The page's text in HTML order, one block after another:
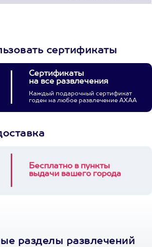
сертификаты
Сертификаты
на все развлечения
Каждый подарочный сертификат
годен на любое развлечение АХАА
Бесплатно в пункты
выдачи вашего города
разделы развлечений